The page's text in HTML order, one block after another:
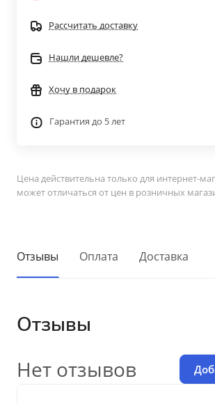
Рассчитать доставку
Нашли дешевле?
Хочу в подарок
Гарантия до 5 лет
Цена действительна только для интернет-
может отличаться от цен в розничных
Отзывы Оплата Доставка
Отзывы
Нет отзывов